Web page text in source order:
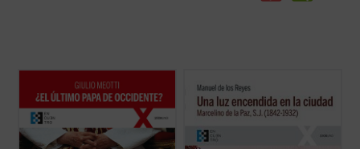
«Joseph Ratzinger ha sido, como Meotti lo
describe, un coloso, finalmente 'derrotado'
en sus esfuerzos por salvar a la
civilización occidental, pero que ha dejado
detrás de sí los códigos que aún pueden
permitir a la humanidad arreglar las ...
(ver
ficha)
ingresó en el noviciado de la Compañía de
Jesús. Docente, predicador, misionero,
confesor e impulsor de obras sociales, su
implicación en el ministerio del ...
(ver ficha)